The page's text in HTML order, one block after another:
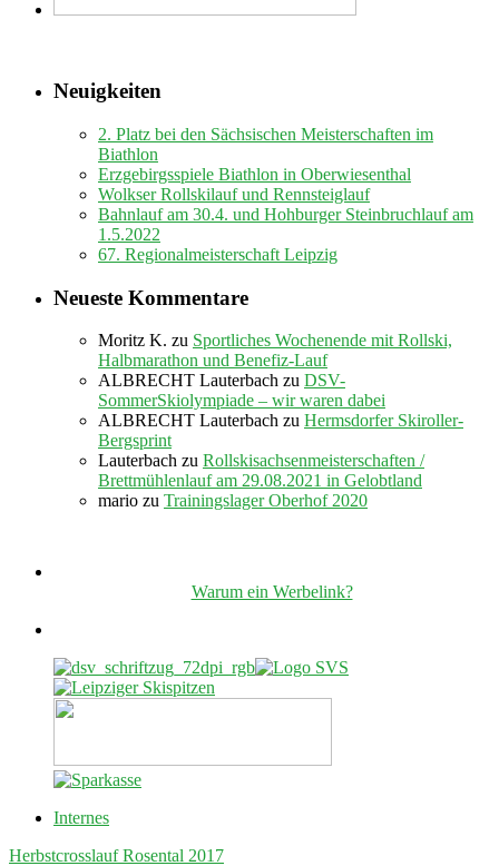
Neuigkeiten
2. Platz bei den Sächsischen Meisterschaften im
Biathlon
Erzgebirgsspiele Biathlon in Oberwiesenthal
Wolkser Rollskilauf und Rennsteiglauf
Bahnlauf am 30.4. und Hohburger Steinbruchlauf am
1.5.2022
67. Regionalmeisterschaft Leipzig
Neueste Kommentare
Moritz K. zu Sportliches Wochenende mit Rollski,
Halbmarathon und Benefiz-Lauf
ALBRECHT Lauterbach zu DSV-
SommerSkiolympiade – wir waren dabei
ALBRECHT Lauterbach zu Hermsdorfer Skiroller-
Bergsprint
Lauterbach zu Rollskisachsenmeisterschaften /
Brettmühlenlauf am 29.08.2021 in Gelobtland
mario zu Trainingslager Oberhof 2020
Warum ein Werbelink?
Internes
Herbstcrosslauf Rosental 2017